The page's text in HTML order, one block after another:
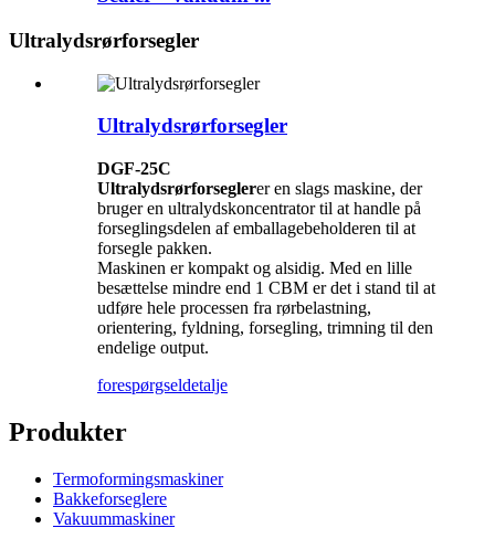
Ultralydsrørforsegler
Ultralydsrørforsegler
DGF-25C
Ultralydsrørforseglerer en slags maskine, der
bruger en ultralydskoncentrator til at handle på
forseglingsdelen af ​​emballagebeholderen til at
forsegle pakken.
Maskinen er kompakt og alsidig. Med en lille
besættelse mindre end 1 CBM er det i stand til at
udføre hele processen fra rørbelastning,
orientering, fyldning, forsegling, trimning til den
endelige output.
forespørgseldetalje
Produkter
Termoformingsmaskiner
Bakkeforseglere
Vakuummaskiner